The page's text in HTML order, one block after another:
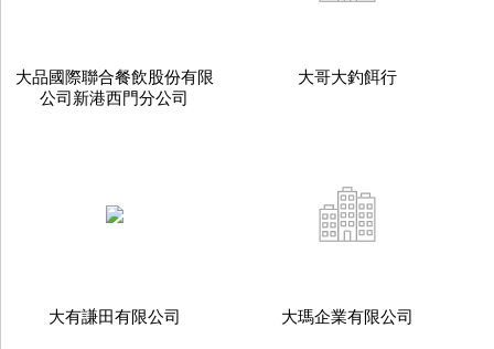
大品國際聯合餐飲股份有限
公司新港西門分公司
大哥大釣餌行
大有謙田有限公司 大瑪企業有限公司